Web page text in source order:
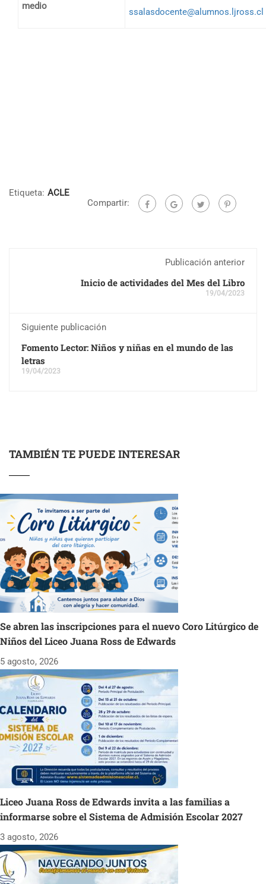
medio
ssalasdocente@alumnos.ljross.cl
Etiqueta: ACLE
Compartir:
Publicación anterior
Inicio de actividades del Mes del Libro
19/04/2023
Siguiente publicación
Fomento Lector: Niños y niñas en el mundo de las
letras
19/04/2023
TAMBIÉN TE PUEDE INTERESAR
Se abren las inscripciones para el nuevo Coro Litúrgico de
Niños del Liceo Juana Ross de Edwards
5 agosto, 2026
Liceo Juana Ross de Edwards invita a las familias a
informarse sobre el Sistema de Admisión Escolar 2027
3 agosto, 2026